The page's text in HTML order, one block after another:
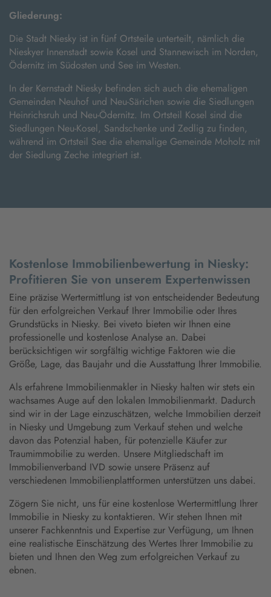
Gliederung:
Die Stadt Niesky ist in fünf Ortsteile unterteilt, nämlich die
Nieskyer Innenstadt sowie Kosel und Stannewisch im Norden,
Ödernitz im Südosten und See im Westen.
In der Kernstadt Niesky befinden sich auch die ehemaligen
Gemeinden Neuhof und Neu-Särichen sowie die Siedlungen
Heinrichsruh und Neu-Ödernitz. Im Ortsteil Kosel sind die
Siedlungen Neu-Kosel, Sandschenke und Zedlig zu finden,
während im Ortsteil See die ehemalige Gemeinde Moholz mit
der Siedlung Zeche integriert ist.
Kostenlose Immobilienbewertung in Niesky:
Profitieren Sie von unserem Expertenwissen
Eine präzise Wertermittlung ist von entscheidender Bedeutung
für den erfolgreichen Verkauf Ihrer Immobilie oder Ihres
Grundstücks in Niesky. Bei viveto bieten wir Ihnen eine
professionelle und kostenlose Analyse an. Dabei
berücksichtigen wir sorgfältig wichtige Faktoren wie die
Größe, Lage, das Baujahr und die Ausstattung Ihrer Immobilie.
Als erfahrene Immobilienmakler in Niesky halten wir stets ein
wachsames Auge auf den lokalen Immobilienmarkt. Dadurch
sind wir in der Lage einzuschätzen, welche Immobilien derzeit
in Niesky und Umgebung zum Verkauf stehen und welche
davon das Potenzial haben, für potenzielle Käufer zur
Traumimmobilie zu werden. Unsere Mitgliedschaft im
Immobilienverband IVD sowie unsere Präsenz auf
verschiedenen Immobilienplattformen unterstützen uns dabei.
Zögern Sie nicht, uns für eine kostenlose Wertermittlung Ihrer
Immobilie in Niesky zu kontaktieren. Wir stehen Ihnen mit
unserer Fachkenntnis und Expertise zur Verfügung, um Ihnen
eine realistische Einschätzung des Wertes Ihrer Immobilie zu
bieten und Ihnen den Weg zum erfolgreichen Verkauf zu
ebnen.